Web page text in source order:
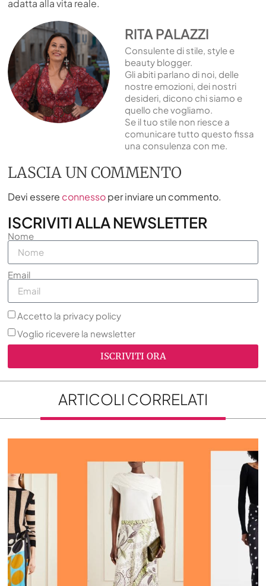
adatta alla vita reale.
RITA PALAZZI
Consulente di stile, style e
beauty blogger.
Gli abiti parlano di noi, delle
nostre emozioni, dei nostri
desideri, dicono chi siamo e
quello che vogliamo.
Se il tuo stile non riesce a
comunicare tutto questo fissa
una consulenza con me.
LASCIA UN COMMENTO
Devi essere connessoper inviare un commento.
ISCRIVITI ALLA NEWSLETTER
Nome
Email
Accetto la privacy policy
Voglio ricevere la newsletter
ISCRIVITI ORA
ARTICOLI CORRELATI